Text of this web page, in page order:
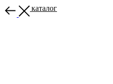
Назад в каталог